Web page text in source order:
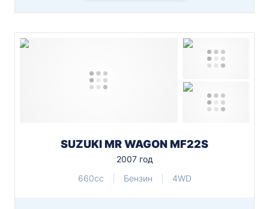
SUZUKI MR WAGON MF22S
2007 год
660cc
Бензин 4WD